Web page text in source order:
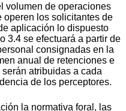
volumen de operaciones
operen los solicitantes de
aplicación lo dispuesto
3.4 se efectuará a partir de
consignadas en la
anual de retenciones e
atribuidas a cada
de los perceptores.
la normativa foral, las